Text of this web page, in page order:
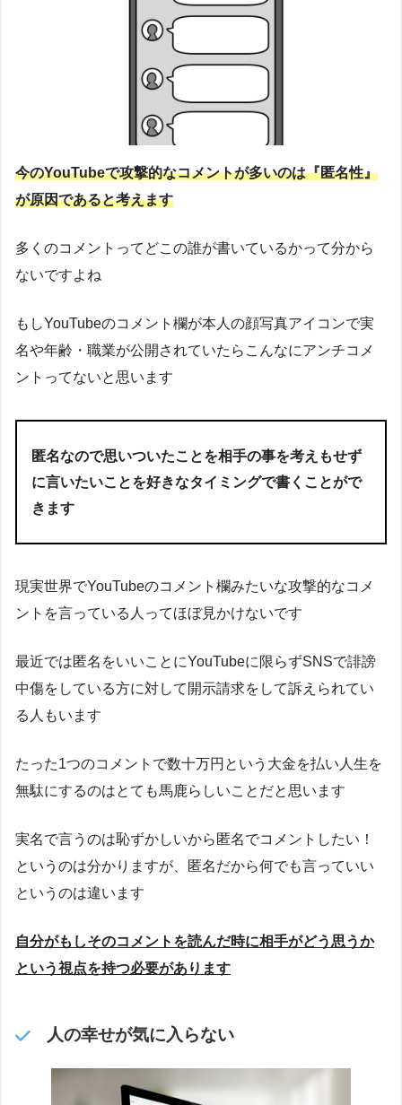
今のYouTubeで攻撃的なコメントが多いのは『匿名性』
が原因であると考えます
多くのコメントってどこの誰が書いているかって分から
ないですよね
もしYouTubeのコメント欄が本人の顔写真アイコンで実
名や年齢・職業が公開されていたらこんなにアンチコメ
ントってないと思います
匿名なので思いついたことを相手の事を考えもせず
に言いたいことを好きなタイミングで書くことがで
きます
現実世界でYouTubeのコメント欄みたいな攻撃的なコメ
ントを言っている人ってほぼ見かけないです
最近では匿名をいいことにYouTubeに限らずSNSで誹謗
中傷をしている方に対して開示請求をして訴えられてい
る人もいます
たった1つのコメントで数十万円という大金を払い人生を
無駄にするのはとても馬鹿らしいことだと思います
実名で言うのは恥ずかしいから匿名でコメントしたい！
というのは分かりますが、匿名だから何でも言っていい
というのは違います
自分がもしそのコメントを読んだ時に相手がどう思うか
という視点を持つ必要があります
人の幸せが気に入らない